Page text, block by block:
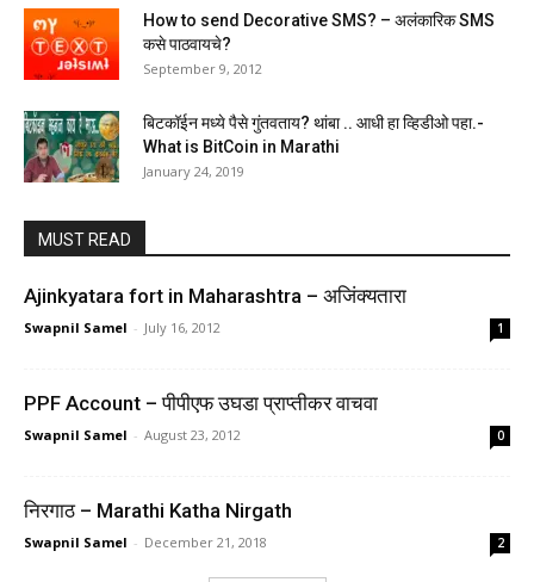
How to send Decorative SMS? – अलंकारिक SMS
कसे पाठवायचे?
September 9, 2012
बिटकॉईन मध्ये पैसे गुंतवताय? थांबा .. आधी हा व्हिडीओ पहा.-
What is BitCoin in Marathi
January 24, 2019
MUST READ
Ajinkyatara fort in Maharashtra – अजिंक्यतारा
Swapnil Samel - July 16, 2012 1
PPF Account – पीपीएफ उघडा प्राप्तीकर वाचवा
Swapnil Samel - August 23, 2012 0
निरगाठ – Marathi Katha Nirgath
Swapnil Samel - December 21, 2018 2